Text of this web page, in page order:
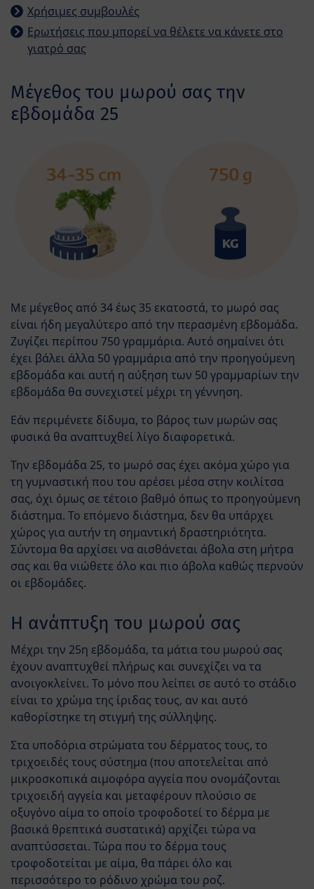
Χρήσιμες συμβουλές
Ερωτήσεις που μπορεί να θέλετε να κάνετε στο
γιατρό σας
Μέγεθος του μωρού σας την
εβδομάδα 25
Με μέγεθος από 34 έως 35 εκατοστά, το μωρό σας
είναι ήδη μεγαλύτερο από την περασμένη εβδομάδα.
Ζυγίζει περίπου 750 γραμμάρια. Αυτό σημαίνει ότι
έχει βάλει άλλα 50 γραμμάρια από την προηγούμενη
εβδομάδα και αυτή η αύξηση των 50 γραμμαρίων την
εβδομάδα θα συνεχιστεί μέχρι τη γέννηση.
Εάν περιμένετε δίδυμα, το βάρος των μωρών σας
φυσικά θα αναπτυχθεί λίγο διαφορετικά.
Την εβδομάδα 25, το μωρό σας έχει ακόμα χώρο για
τη γυμναστική που του αρέσει μέσα στην κοιλίτσα
σας, όχι όμως σε τέτοιο βαθμό όπως το προηγούμενη
διάστημα. Το επόμενο διάστημα, δεν θα υπάρχει
χώρος για αυτήν τη σημαντική δραστηριότητα.
Σύντομα θα αρχίσει να αισθάνεται άβολα στη μήτρα
σας και θα νιώθετε όλο και πιο άβολα καθώς περνούν
οι εβδομάδες.
Η ανάπτυξη του μωρού σας
Μέχρι την 25η εβδομάδα, τα μάτια του μωρού σας
έχουν αναπτυχθεί πλήρως και συνεχίζει να τα
ανοιγοκλείνει. Το μόνο που λείπει σε αυτό το στάδιο
είναι το χρώμα της ίριδας τους, αν και αυτό
καθορίστηκε τη στιγμή της σύλληψης.
Στα υποδόρια στρώματα του δέρματος τους, το
τριχοειδές τους σύστημα (που αποτελείται από
μικροσκοπικά αιμοφόρα αγγεία που ονομάζονται
τριχοειδή αγγεία και μεταφέρουν πλούσιο σε
οξυγόνο αίμα το οποίο τροφοδοτεί το δέρμα με
βασικά θρεπτικά συστατικά) αρχίζει τώρα να
αναπτύσσεται. Τώρα που το δέρμα τους
τροφοδοτείται με αίμα, θα πάρει όλο και
περισσότερο το ρόδινο χρώμα του ροζ.